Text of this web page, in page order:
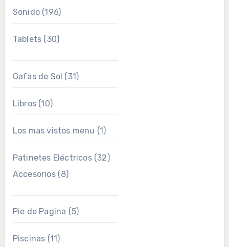
Sonido(196)
Tablets (30)
Gafas de Sol (31)
Libros(10)
Los mas vistos menu (1)
Patinetes Eléctricos(32)
Accesorios(8)
Pie de Pagina (5)
Piscinas (11)